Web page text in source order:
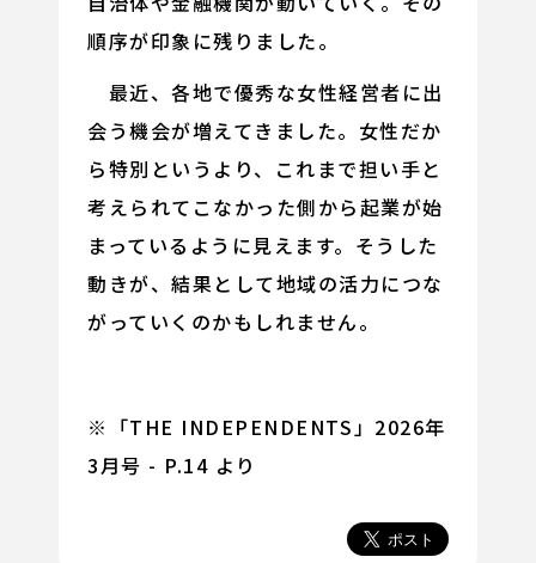
順序が印象に残りました。
最近、各地で優秀な女性経営者に出
会う機会が増えてきました。女性だか
ら特別というより、これまで担い手と
考えられてこなかった側から起業が始
まっているように見えます。そうした
動きが、結果として地域の活力につな
がっていくのかもしれません。
※「THE INDEPENDENTS」2026年
3月号 - P.14 より